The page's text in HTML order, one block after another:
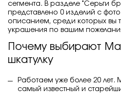
сегмента. В разделе "Серьги
представлено 0 изделий с
описанием, среди которых вы
украшения по вашим
Почему выбирают
шкатулку
Работаем уже более 20 лет.
самый известный и